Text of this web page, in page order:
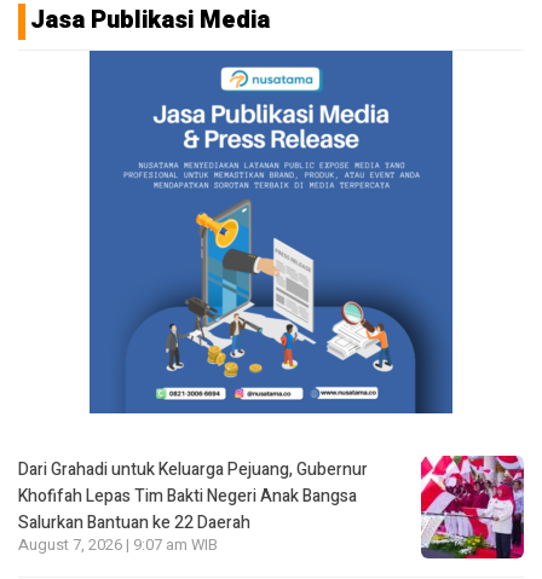
Jasa Publikasi Media
Dari Grahadi untuk Keluarga Pejuang, Gubernur
Khofifah Lepas Tim Bakti Negeri Anak Bangsa
Salurkan Bantuan ke 22 Daerah
August 7, 2026 | 9:07 am WIB